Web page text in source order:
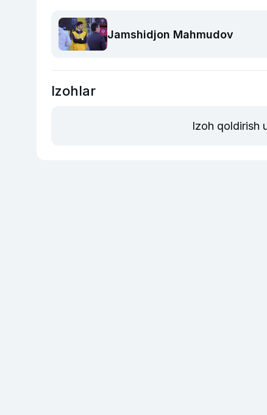
Jamshidjon Mahmudov
Izohlar
Izoh qoldirish